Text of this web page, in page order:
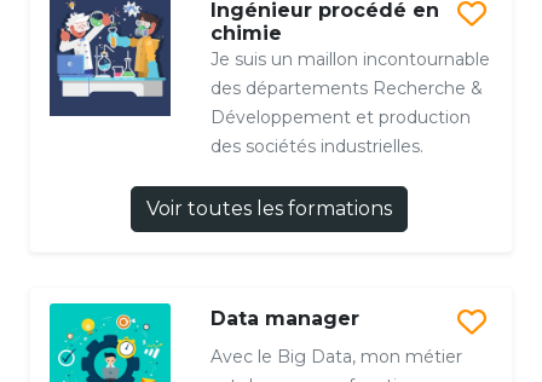
Ingénieur procédé en
chimie
Je suis un maillon incontournable
des départements Recherche &
Développement et production
des sociétés industrielles.
Voir toutes les formations
Data manager
Avec le Big Data, mon métier